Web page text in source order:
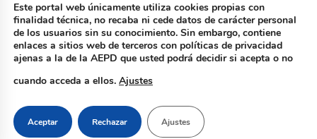
Este portal web únicamente utiliza cookies propias con
finalidad técnica, no recaba ni cede datos de carácter personal
de los usuarios sin su conocimiento. Sin embargo, contiene
enlaces a sitios web de terceros con políticas de privacidad
ajenas a la de la AEPD que usted podrá decidir si acepta o no
cuando acceda a ellos. Ajustes
Aceptar Rechazar Ajustes